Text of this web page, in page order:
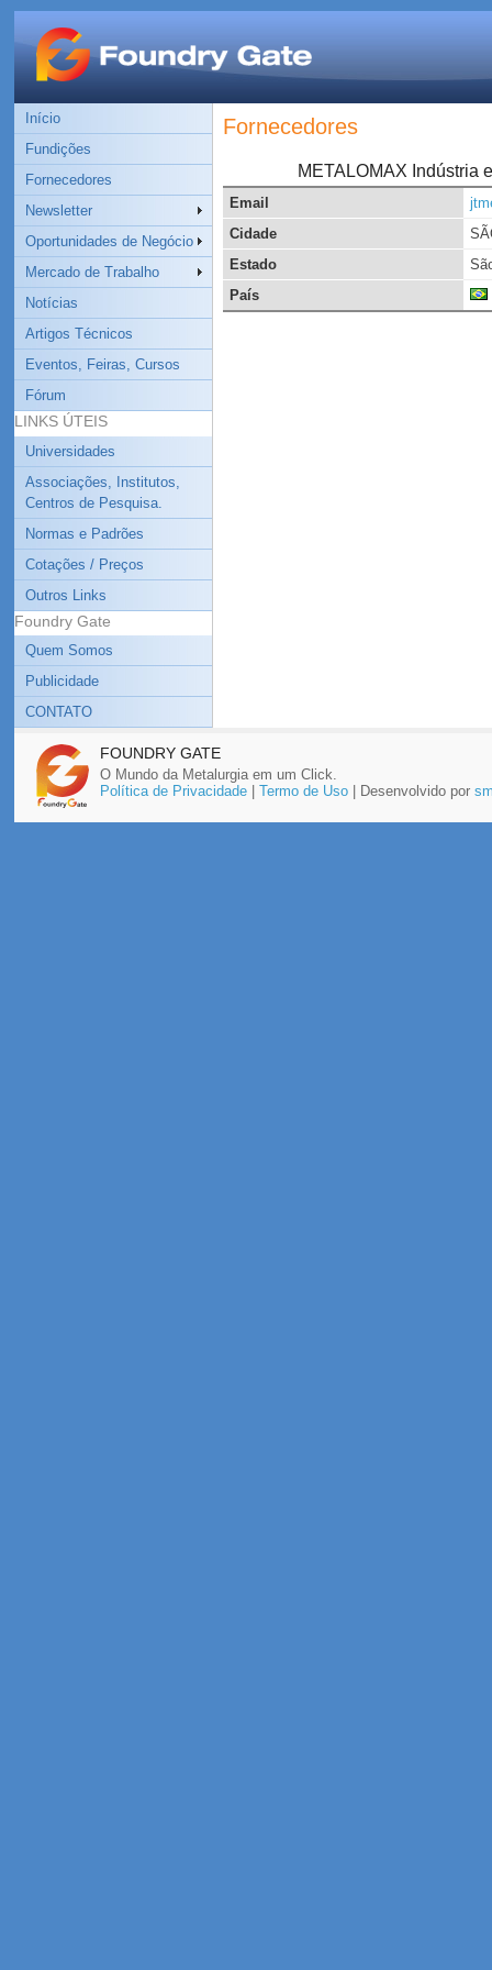
Início
Fundições
Fornecedores
Newsletter
Oportunidades de Negócio
Mercado de Trabalho
Notícias
Artigos Técnicos
Eventos, Feiras, Cursos
Fórum
LINKS ÚTEIS
Universidades
Associações, Institutos,
Centros de Pesquisa.
Normas e Padrões
Cotações / Preços
Outros Links
Foundry Gate
Quem Somos
Publicidade
CONTATO
Fornecedores
METALOMAX Indústria
Email
Cidade
Estado
País
FOUNDRY GATE
O Mundo da Metalurgia em um Click.
Política de Privacidade| Termo de Uso| Desenvolvido por